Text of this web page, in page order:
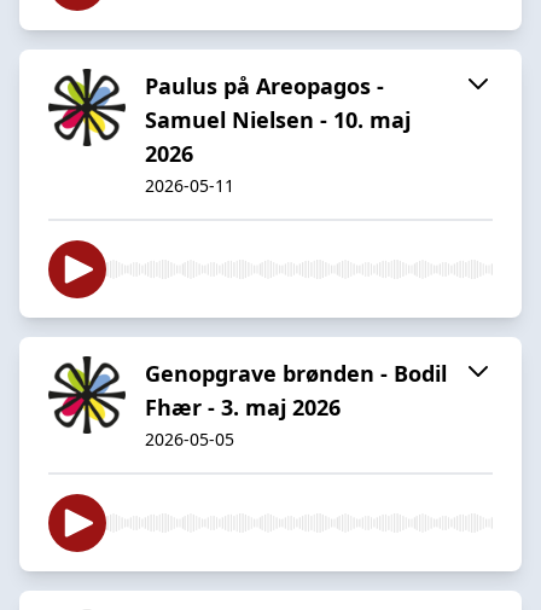
Paulus på Areopagos -
Samuel Nielsen - 10. maj
2026
2026-05-11
Genopgrave brønden - Bodil
Fhær - 3. maj 2026
2026-05-05